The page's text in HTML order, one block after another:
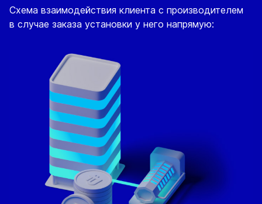
Схема взаимодействия клиента с производителем
в случае заказа установки у него напрямую: